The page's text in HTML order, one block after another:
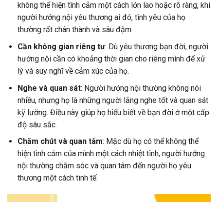
không thể hiện tình cảm một cách lớn lao hoặc rõ ràng, khi
người hướng nội yêu thương ai đó, tình yêu của họ
thường rất chân thành và sâu đậm.
Cần không gian riêng tư: Dù yêu thương bạn đời, người
hướng nội cần có khoảng thời gian cho riêng mình để xử
lý và suy nghĩ về cảm xúc của họ.
Nghe và quan sát: Người hướng nội thường không nói
nhiều, nhưng họ là những người lắng nghe tốt và quan sát
kỹ lưỡng. Điều này giúp họ hiểu biết về bạn đời ở một cấp
độ sâu sắc.
Chăm chút và quan tâm: Mặc dù họ có thể không thể
hiện tình cảm của mình một cách nhiệt tình, người hướng
nội thường chăm sóc và quan tâm đến người họ yêu
thương một cách tinh tế.